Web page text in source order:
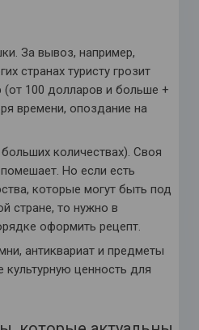
За вывоз, например,
странах туристу грозит
100 долларов и больше +
времени, опоздание на
количествах). Своя
Но если есть
которые могут быть под
стране, то нужно в
оформить рецепт.
антиквариат и предметы
ценность для